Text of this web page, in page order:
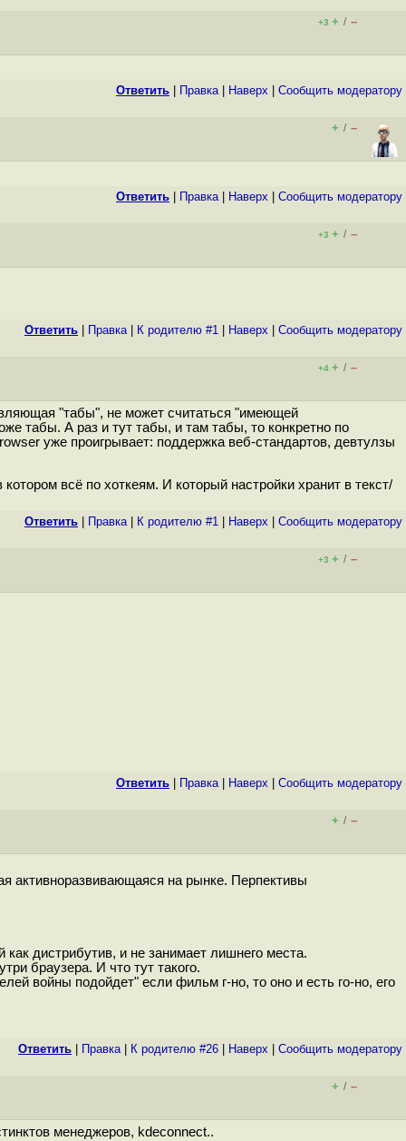
+3 + / –
Ответить Правка| Наверх Cообщить модератору
+ / –
Ответить Правка| Наверх Cообщить модератору
+3 + / –
Ответить Правка| К родителю #1 Наверх Cообщить модератору
+4 + / –
"табы", не может считаться "имеющей
табы. А раз и тут табы, и там табы, то конкретно по
уже проигрывает: поддержка веб-стандартов, девтулзы
всё по хоткеям. И который настройки хранит в текст/
Ответить Правка| К родителю #1 Наверх Cообщить модератору
+3 + / –
Ответить Правка| Наверх Cообщить модератору
+ / –
активноразвивающаяся на рынке. Перпективы
как дистрибутив, и не занимает лишнего места.
браузера. И что тут такого.
войны подойдет" если фильм г-но, то оно и есть го-но, его
Ответить Правка| К родителю #26 Наверх Cообщить модератору
+ / –
менеджеров, kdeconnect..